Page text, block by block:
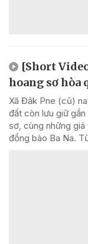
[Short
hoang sơ hòa
Xã Đăk Pne (cũ)
đất còn lưu giữ
sơ, cùng những
đồng bào Ba Na.